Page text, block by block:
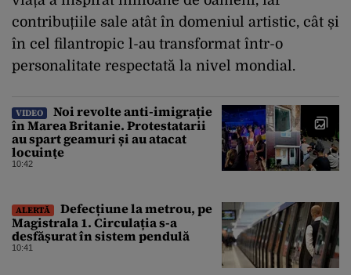
contribuțiile sale atât în domeniul artistic, cât și
în cel filantropic l-au transformat într-o
personalitate respectată la nivel mondial.
VIDEO
Noi revolte anti-imigrație
în Marea Britanie. Protestatarii
au spart geamuri și au atacat
locuințe
10:42
ALERTĂ
Defecțiune la metrou, pe
Magistrala 1. Circulația s-a
desfășurat în sistem pendulă
10:41